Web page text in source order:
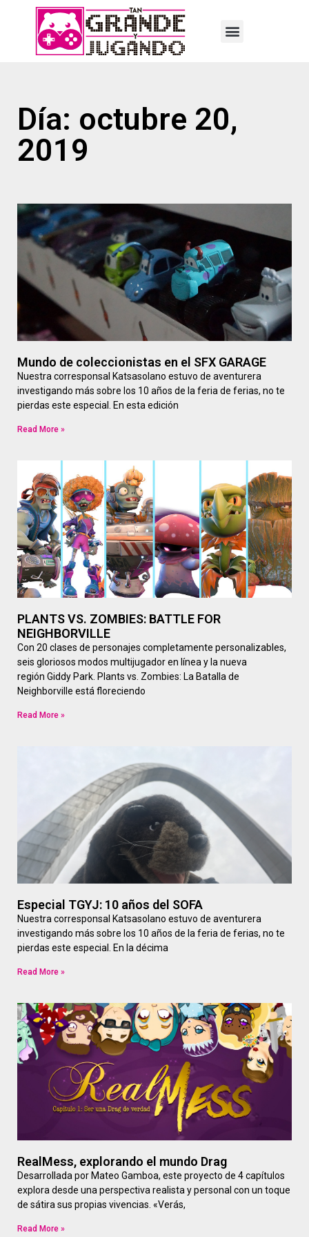
Día: octubre 20,
2019
Mundo de coleccionistas en el SFX GARAGE
Nuestra corresponsal Katsasolano estuvo de aventurera
investigando más sobre los 10 años de la feria de ferias, no te
pierdas este especial. En esta edición
Read More »
PLANTS VS. ZOMBIES: BATTLE FOR
NEIGHBORVILLE
Con 20 clases de personajes completamente personalizables,
seis gloriosos modos multijugador en línea y la nueva
región Giddy Park. Plants vs. Zombies: La Batalla de
Neighborville está floreciendo
Read More »
Especial TGYJ: 10 años del SOFA
Nuestra corresponsal Katsasolano estuvo de aventurera
investigando más sobre los 10 años de la feria de ferias, no te
pierdas este especial. En la décima
Read More »
RealMess, explorando el mundo Drag
Desarrollada por Mateo Gamboa, este proyecto de 4 capítulos
explora desde una perspectiva realista y personal con un toque
de sátira sus propias vivencias. «Verás,
Read More »